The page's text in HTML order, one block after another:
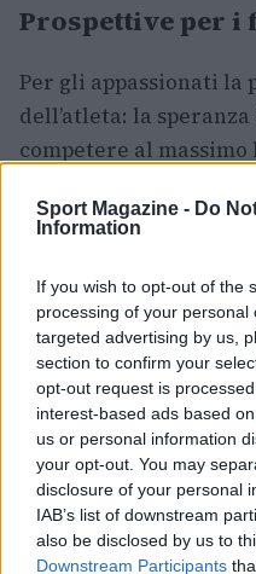
Sport Magazine - Do
Information
If you wish to opt-out of the
processing of your
targeted advertising by us,
section to confirm your
opt-out request is
interest-based ads based
us or personal information
your opt-out. You may
disclosure of your personal
IAB’s list of downstream
also be disclosed by us to
Downstream Participants
Prospettive per i
Per gli appassionati
dell’atleta: la
competere al
l’assenza di un
rappresenta una
che spesso offre
emergere. Restano
ufficiali dallo staff e
condizioni che
rientro.
AUTORE